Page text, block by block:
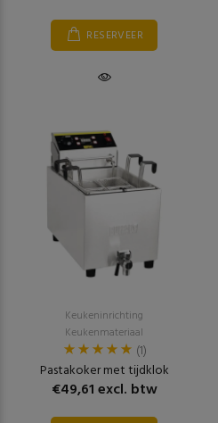
RESERVEER
Keukeninrichting
Keukenmateriaal
(1)
Pastakoker met tijdklok
€49,61 excl. btw